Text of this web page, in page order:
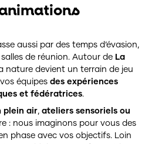
aussi par des temps d’évasion,
de réunion. Autour de La
nature devient un terrain de jeu
équipesdes expériences
et fédératrices.
plein air,ateliers sensoriels ou
: nous imaginons pour vous des
phase avec vos objectifs. Loin